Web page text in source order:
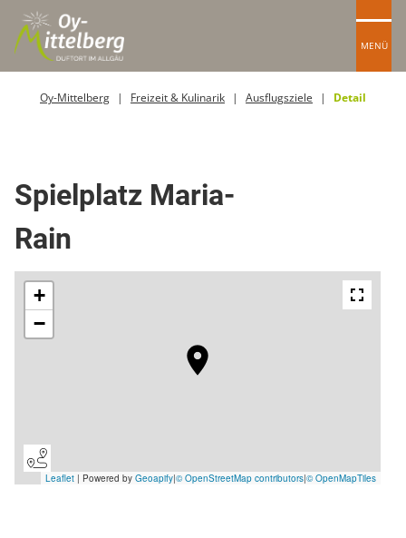
MENÜ
Oy-Mittelberg Freizeit & Kulinarik Ausflugsziele Detail
Spielplatz Maria-
Rain